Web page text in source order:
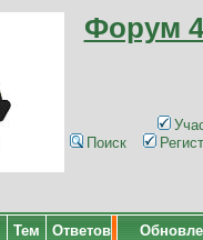
Форум
Поиск
Тем Ответов